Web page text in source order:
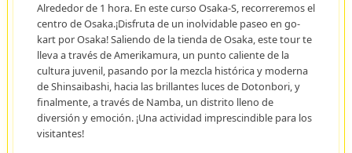
Alrededor de 1 hora. En este curso Osaka-S, recorreremos el
centro de Osaka.¡Disfruta de un inolvidable paseo en go-
kart por Osaka! Saliendo de la tienda de Osaka, este tour te
lleva a través de Amerikamura, un punto caliente de la
cultura juvenil, pasando por la mezcla histórica y moderna
de Shinsaibashi, hacia las brillantes luces de Dotonbori, y
finalmente, a través de Namba, un distrito lleno de
diversión y emoción. ¡Una actividad imprescindible para los
visitantes!